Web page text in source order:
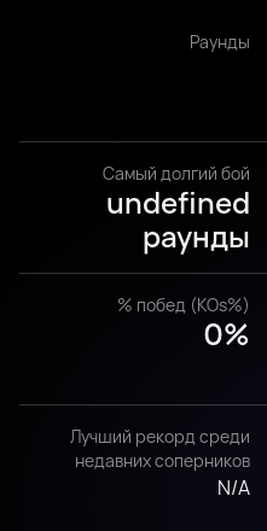
Раунды
Самый долгий бой
undefined
раунды
% побед (KOs%)
0%
Лучший рекорд среди
недавних соперников
N/A